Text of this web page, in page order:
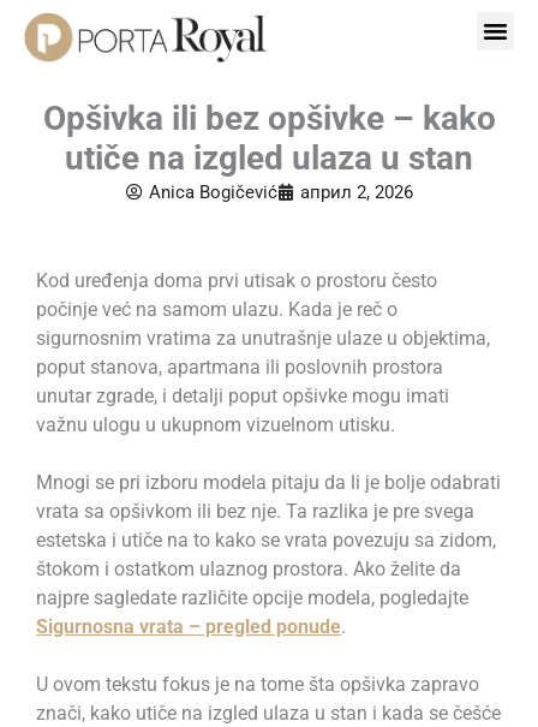
Пређи
Opšivka ili bez opšivke – kako
utiče na izgled ulaza u stan
Anica Bogičević април 2, 2026
Kod uređenja doma prvi utisak o prostoru često
počinje već na samom ulazu. Kada je reč o
sigurnosnim vratima za unutrašnje ulaze u objektima,
poput stanova, apartmana ili poslovnih prostora
unutar zgrade, i detalji poput opšivke mogu imati
važnu ulogu u ukupnom vizuelnom utisku.
Mnogi se pri izboru modela pitaju da li je bolje odabrati
vrata sa opšivkom ili bez nje. Ta razlika je pre svega
estetska i utiče na to kako se vrata povezuju sa zidom,
štokom i ostatkom ulaznog prostora. Ako želite da
najpre sagledate različite opcije modela, pogledajte
Sigurnosna vrata – pregled ponude.
U ovom tekstu fokus je na tome šta opšivka zapravo
znači, kako utiče na izgled ulaza u stan i kada se češće